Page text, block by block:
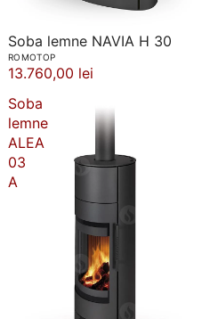
Soba lemne NAVIA H 30
ROMOTOP
13.760,00 lei
Soba
lemne
ALEA
03
A